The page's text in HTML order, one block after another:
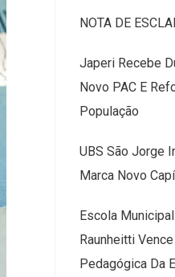
NOTA DE
Japeri Recebe
Novo PAC E
População
UBS São Jorge
Marca Novo
Escola
Raunheitti
Pedagógica Da